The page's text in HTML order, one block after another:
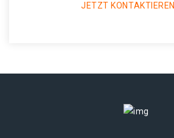
JETZT KONTAKTIEREN